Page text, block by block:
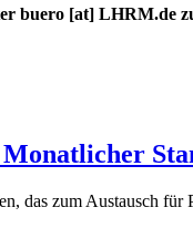
buero [at] LHRM.de
Monatlicher
das zum Austausch